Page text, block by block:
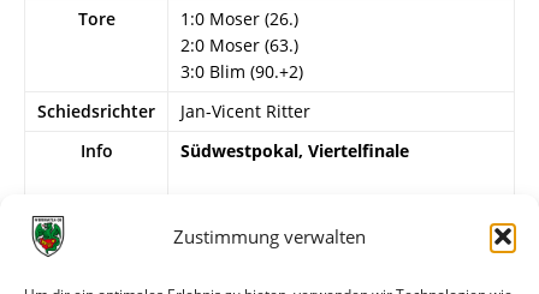
Zustimmung verwalten
Tore
1:0 Moser (26.)
2:0 Moser (63.)
3:0 Blim (90.+2)
Schiedsrichter
Jan-Vicent Ritter
Info
Südwestpokal, Viertelfinale
Schultz – Wolf, Ruh, Jüllich, Härle,
Schildhorn (80. Haberer),